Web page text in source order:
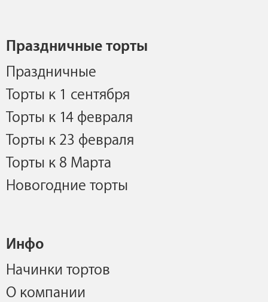
Праздничные торты
Праздничные
Торты к 1 сентября
Торты к 14 февраля
Торты к 23 февраля
Торты к 8 Марта
Новогодние торты
Инфо
Начинки тортов
О компании